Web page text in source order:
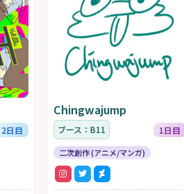
2日目
Chingwajump
ブース：B11 1日目
二次創作 (アニメ/マンガ)